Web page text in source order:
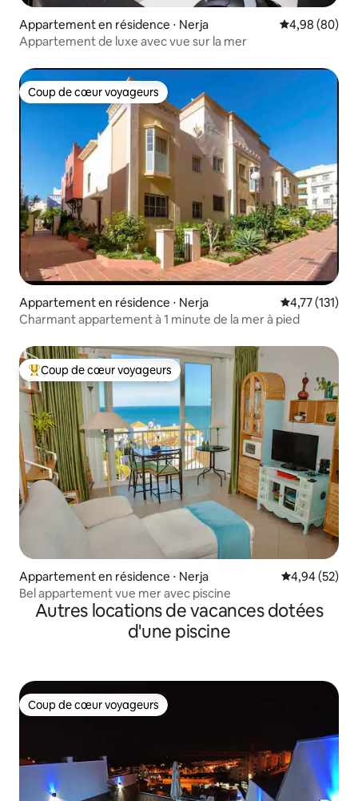
Appartement en résidence ⋅ Nerja Évaluation
4,98 (80)
Appartement de luxe avec vue sur la mer
Coup de cœur voyageurs
Coup de cœur voyageurs
Appartement en résidence ⋅ Nerja Évaluation
4,77 (131)
Charmant appartement à 1 minute de la mer à pied
Coups de cœur voyageurs les plus appréciés
Coup de cœur voyageurs
Appartement en résidence ⋅ Nerja Évaluation
4,94 (52)
Bel appartement vue mer avec piscine
Autres locations de vacances dotées
d'une piscine
Coup de cœur voyageurs
Coup de cœur voyageurs